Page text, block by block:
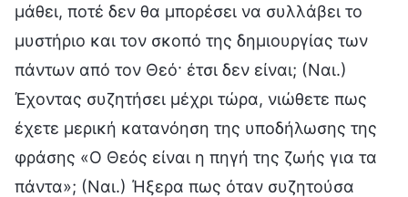
μάθει, ποτέ δεν θα μπορέσει να συλλάβει το
μυστήριο και τον σκοπό της δημιουργίας των
πάντων από τον Θεό· έτσι δεν είναι; (Ναι.)
Έχοντας συζητήσει μέχρι τώρα, νιώθετε πως
έχετε μερική κατανόηση της υποδήλωσης της
φράσης «Ο Θεός είναι η πηγή της ζωής για τα
πάντα»; (Ναι.) Ήξερα πως όταν συζητούσα